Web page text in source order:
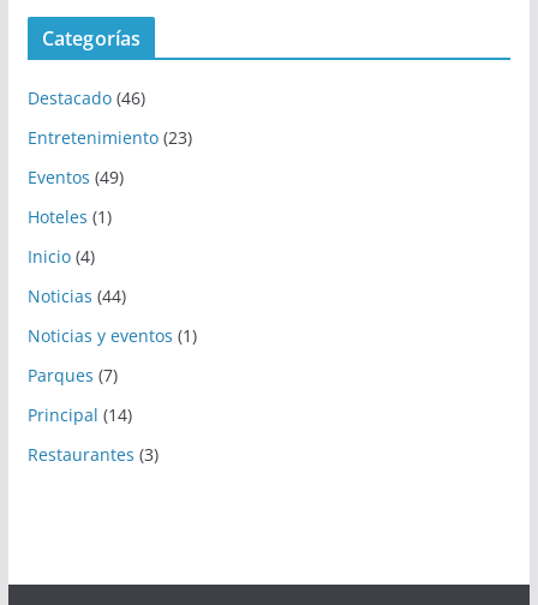
Categorías
Destacado(46)
Entretenimiento(23)
Eventos (49)
Hoteles (1)
Inicio(4)
Noticias (44)
Noticias y eventos (1)
Parques (7)
Principal (14)
Restaurantes (3)